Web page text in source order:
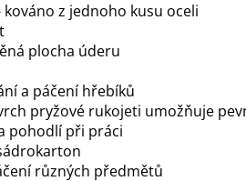
z jednoho kusu oceli
plocha úderu
a páčení hřebíků
pryžové rukojeti umožňuje
pohodlí při práci
různých předmětů